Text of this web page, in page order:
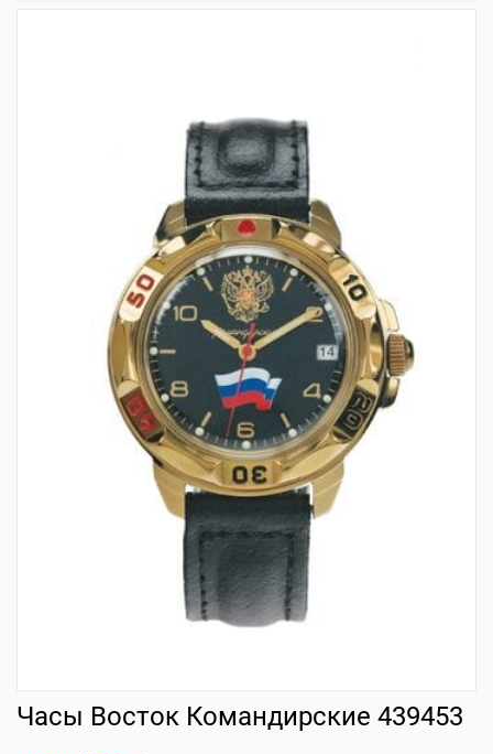
Часы Восток Командирские 439453